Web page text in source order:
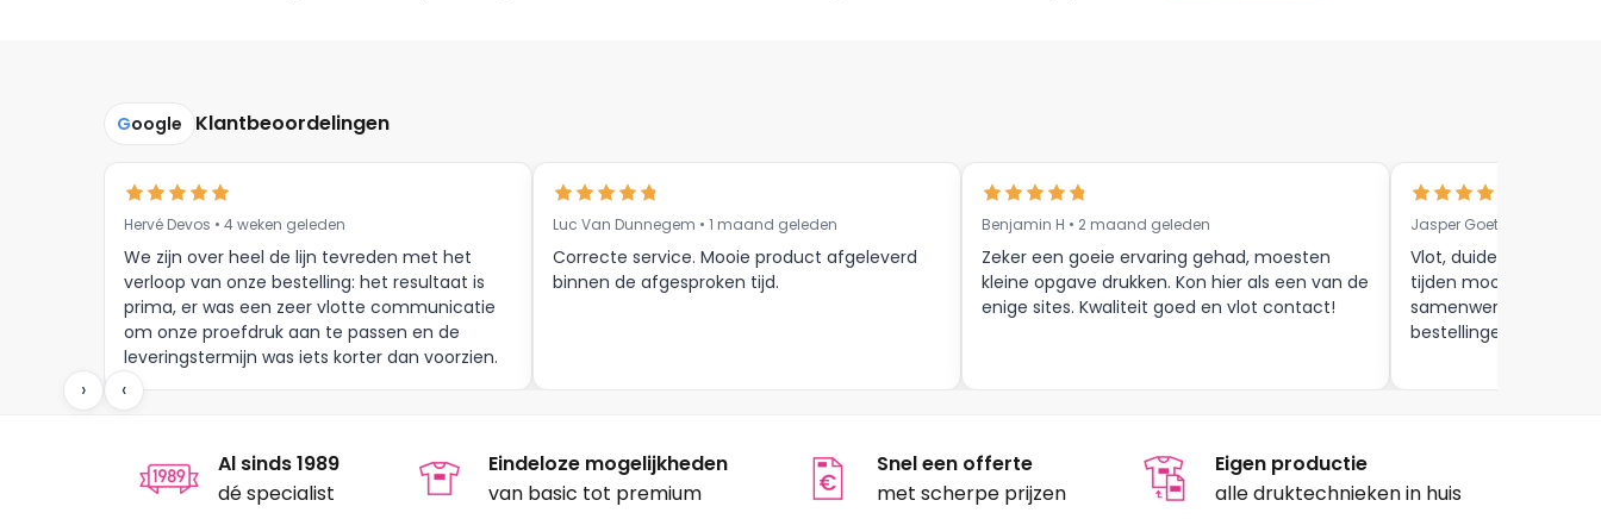
Google Klantbeoordelingen
Hervé Devos • 4 weken geleden
We zijn over heel de lijn tevreden met het
verloop van onze bestelling: het resultaat is
prima, er was een zeer vlotte communicatie
om onze proefdruk aan te passen en de
leveringstermijn was iets korter dan voorzien.
Meer moet dat niet zijn.
Luc Van Dunnegem • 1 maand geleden
Correcte service. Mooie product afgeleverd
binnen de afgesproken tijd.
Benjamin H • 2 maand geleden
Zeker een goeie ervaring gehad, moesten
kleine opgave drukken. Kon hier als een van de
enige sites. Kwaliteit goed en vlot contact!
Jasper Goethals • 9
Vlot, duidelijke
tijden mooie
samenwerking tot
bestellingen , zijn
‹
›
Al sinds 1989
dé specialist
Eindeloze mogelijkheden
van basic tot premium
Snel een offerte
met scherpe prijzen
Eigen productie
alle druktechnieken in huis